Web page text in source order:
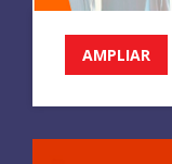
AMPLIAR